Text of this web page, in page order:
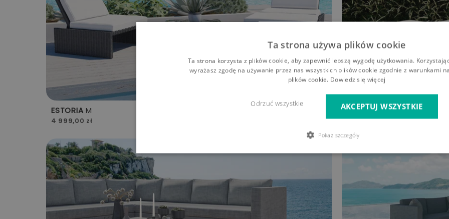
ESTORIA M
4 999,00 zł
SERPENTESM
2 999,00 zł
Ta strona używa plików cookie
Ta strona korzysta z plików cookie, aby zapewnić lepszą wygodę użytkowania.
wyrażasz zgodę na używanie przez nas wszystkich plików cookie zgodnie z warunkami
plików cookie. Dowiedz się więcej
AKCEPTUJ WSZYSTKIE
Odrzuć wszystkie
Pokaż szczegóły